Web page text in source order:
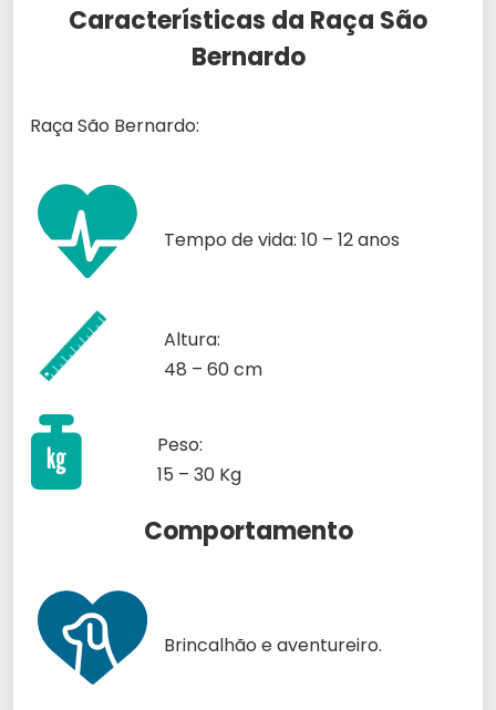
Características da Raça São
Bernardo
Raça São Bernardo:
Tempo de vida: 10 – 12 anos
Altura:
48 – 60 cm
Peso:
15 – 30 Kg
Comportamento
Brincalhão e aventureiro.